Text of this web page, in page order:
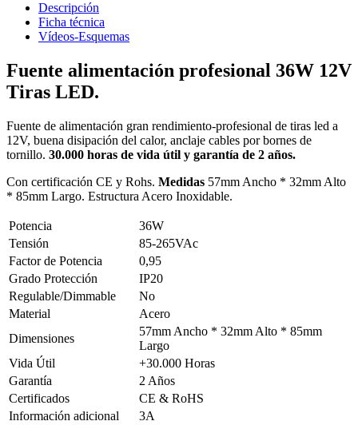
Descripción
Ficha técnica
Vídeos-Esquemas
Fuente alimentación profesional 36W 12V
Tiras LED.
Fuente de alimentación gran rendimiento-profesional de tiras led a
12V, buena disipación del calor, anclaje cables por bornes de
tornillo. 30.000 horas de vida útil y garantía de 2 años.
Con certificación CE y Rohs. Medidas 57mm Ancho * 32mm Alto
* 85mm Largo. Estructura Acero Inoxidable.
Potencia
36W
Tensión
85-265VAc
Factor de Potencia
0,95
Grado Protección
IP20
Regulable/Dimmable
No
Material
Acero
Dimensiones
57mm Ancho * 32mm Alto * 85mm
Largo
Vida Útil
+30.000 Horas
Garantía
2 Años
Certificados
CE & RoHS
Información adicional
3A